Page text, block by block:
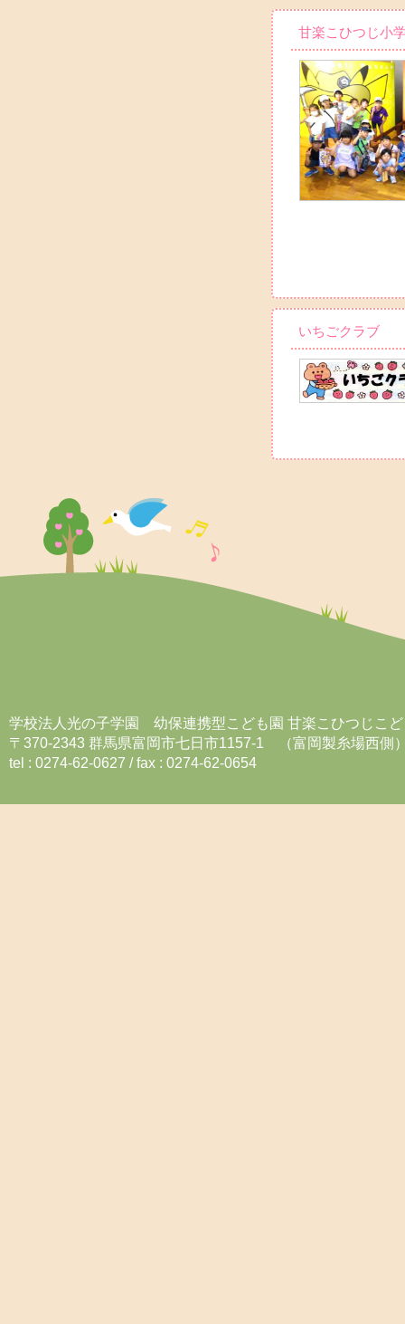
甘楽こひつじ小
いちごクラブ
学校法人光の子学園 幼保連携型こども園 甘楽こひつじこ
〒370-2343 群馬県富岡市七日市1157-1 （富岡製糸場西側
tel : 0274-62-0627 / fax : 0274-62-0654